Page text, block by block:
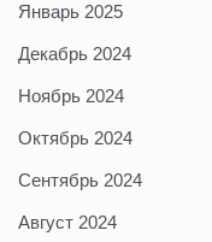
Январь 2025
Декабрь 2024
Ноябрь 2024
Октябрь 2024
Сентябрь 2024
Август 2024